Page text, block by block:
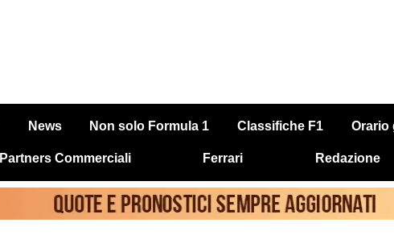
News Non solo Formula 1 Classifiche F1 Orario
Partners Commerciali Ferrari Redazione